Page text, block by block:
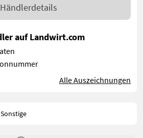
Händlerdetails
auf Landwirt.com
Alle Auszeichnungen
Sonstige